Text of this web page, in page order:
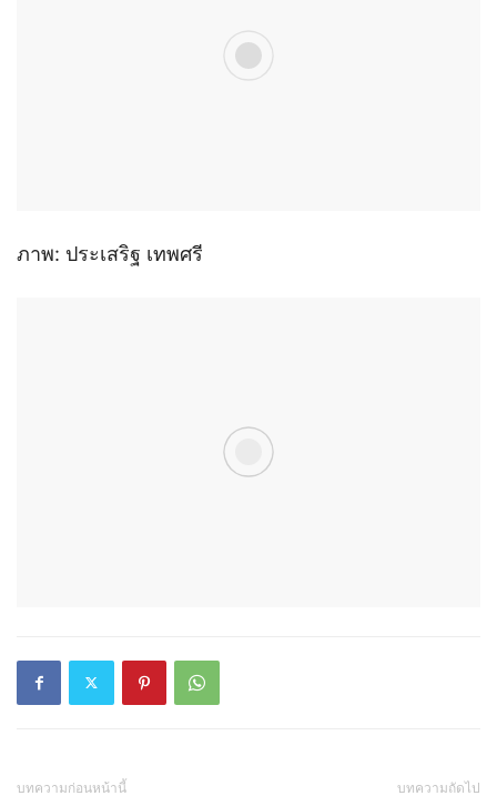
ภาพ: ประเสริฐ เทพศรี
บทความก่อนหน้านี้ บทความถัดไป